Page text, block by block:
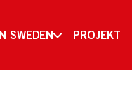
SWEDEN PROJEKT